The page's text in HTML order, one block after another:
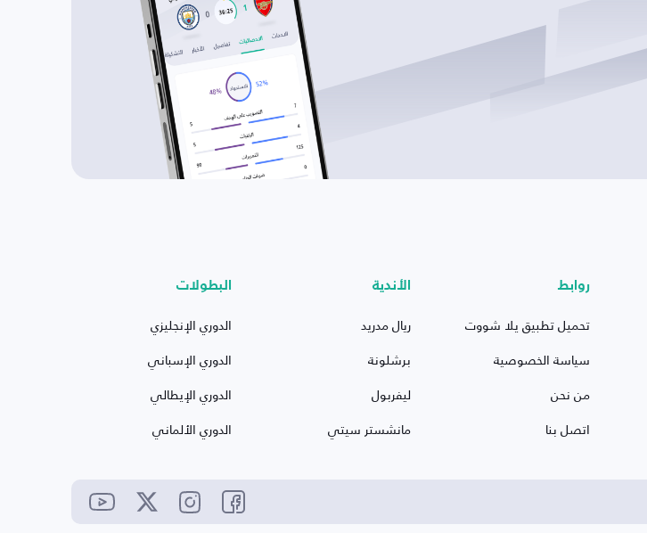
روابط
تحميل تطبيق يلا شووت
سياسة الخصوصية
من نحن
اتصل بنا
الأندية
ريال مدريد
برشلونة
ليفربول
مانشستر سيتي
البطولات
الدوري الإنجليزي
الدوري الإسباني
الدوري الإيطالي
الدوري الألماني